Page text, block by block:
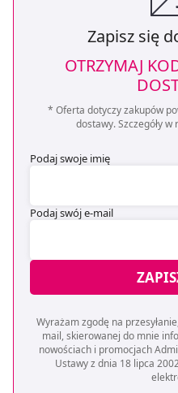
Zapisz się
OTRZYMAJ
* Oferta dotyczy zakupów
dostawy. Szczegóły
Podaj swoje imię
Podaj swój e-mail
Wyrażam zgodę na
mail, skierowanej do mnie
nowościach i promocjach
Ustawy z dnia 18 lipca